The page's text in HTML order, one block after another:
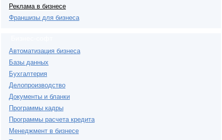
Реклама в бизнесе
Франшизы для бизнеса
Автоматизация бизнеса
Базы данных
Бухгалтерия
Делопроизводство
Документы и бланки
Программы кадры
Программы расчета кредита
Менеджмент в бизнесе